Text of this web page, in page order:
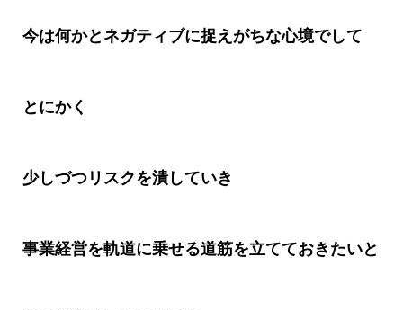
今は何かとネガティブに捉えがちな心境でして
とにかく
少しづつリスクを潰していき
事業経営を軌道に乗せる道筋を立てておきたいと